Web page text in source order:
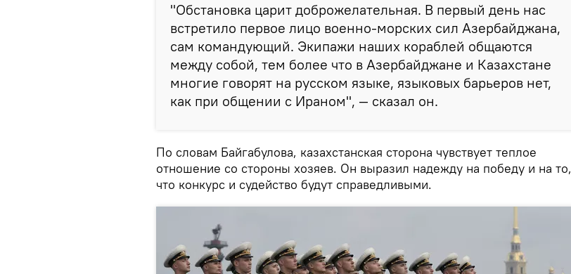
"Обстановка царит доброжелательная. В первый день нас
встретило первое лицо военно-морских сил Азербайджана,
сам командующий. Экипажи наших кораблей общаются
между собой, тем более что в Азербайджане и Казахстане
многие говорят на русском языке, языковых барьеров нет,
как при общении с Ираном", — сказал он.
По словам Байгабулова, казахстанская сторона чувствует теплое
отношение со стороны хозяев. Он выразил надежду на победу и на то,
что конкурс и судейство будут справедливыми.